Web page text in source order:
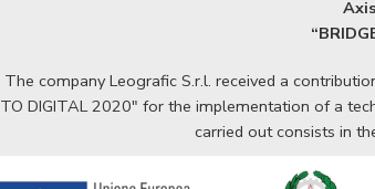
The company Leografic S.r.l. received a
TO DIGITAL 2020" for the implementation of a
carried out consists in